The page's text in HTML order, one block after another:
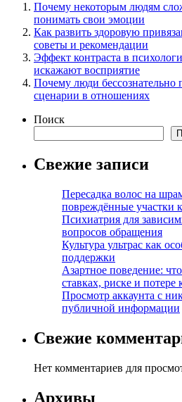
Почему некоторым людям
понимать свои эмоции
Как развить здоровую
советы и рекомендации
Эффект контраста в
искажают восприятие
Почему люди бессознательно
сценарии в отношениях
Поиск
Свежие записи
Пересадка волос на
повреждённые участки
Психиатрия для
вопросов обращения
Культура ультрас как
поддержки
Азартное поведение:
ставках, риске и потере
Просмотр аккаунта с
публичной информации
Свежие
Нет комментариев для
Архивы